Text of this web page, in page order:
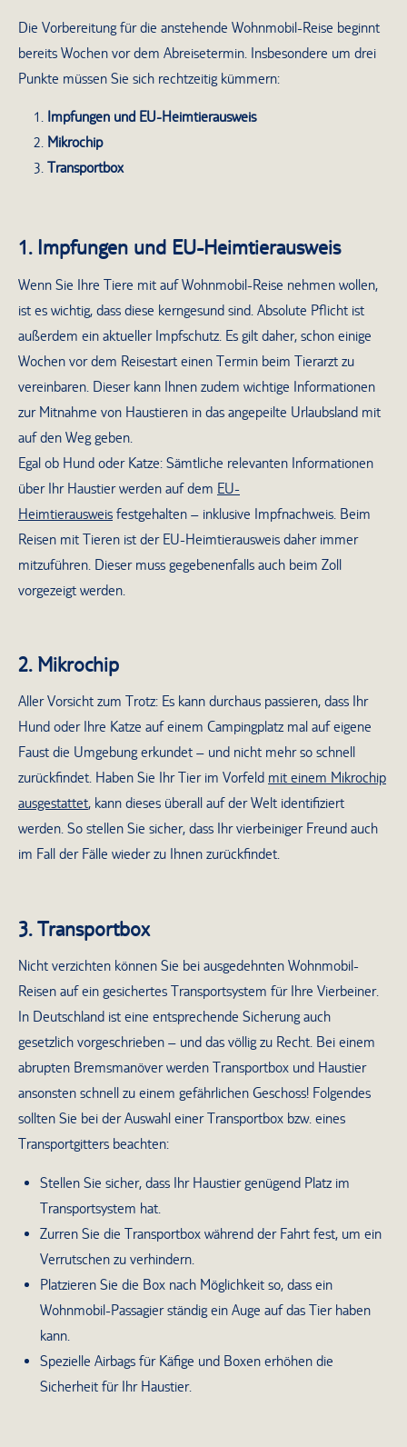
Die Vorbereitung für die anstehende Wohnmobil-Reise beginnt
bereits Wochen vor dem Abreisetermin. Insbesondere um drei
Punkte müssen Sie sich rechtzeitig kümmern:
Impfungen und EU-Heimtierausweis
Mikrochip
Transportbox
1. Impfungen und EU-Heimtierausweis
Wenn Sie Ihre Tiere mit auf Wohnmobil-Reise nehmen wollen,
ist es wichtig, dass diese kerngesund sind. Absolute Pflicht ist
außerdem ein aktueller Impfschutz. Es gilt daher, schon einige
Wochen vor dem Reisestart einen Termin beim Tierarzt zu
vereinbaren. Dieser kann Ihnen zudem wichtige Informationen
zur Mitnahme von Haustieren in das angepeilte Urlaubsland mit
auf den Weg geben.
Egal ob Hund oder Katze: Sämtliche relevanten Informationen
über Ihr Haustier werden auf dem EU-
Heimtierausweis festgehalten – inklusive Impfnachweis. Beim
Reisen mit Tieren ist der EU-Heimtierausweis daher immer
mitzuführen. Dieser muss gegebenenfalls auch beim Zoll
vorgezeigt werden.
2. Mikrochip
Aller Vorsicht zum Trotz: Es kann durchaus passieren, dass Ihr
Hund oder Ihre Katze auf einem Campingplatz mal auf eigene
Faust die Umgebung erkundet – und nicht mehr so schnell
zurückfindet. Haben Sie Ihr Tier im Vorfeld mit einem Mikrochip
ausgestattet, kann dieses überall auf der Welt identifiziert
werden. So stellen Sie sicher, dass Ihr vierbeiniger Freund auch
im Fall der Fälle wieder zu Ihnen zurückfindet.
3. Transportbox
Nicht verzichten können Sie bei ausgedehnten Wohnmobil-
Reisen auf ein gesichertes Transportsystem für Ihre Vierbeiner.
In Deutschland ist eine entsprechende Sicherung auch
gesetzlich vorgeschrieben – und das völlig zu Recht. Bei einem
abrupten Bremsmanöver werden Transportbox und Haustier
ansonsten schnell zu einem gefährlichen Geschoss! Folgendes
sollten Sie bei der Auswahl einer Transportbox bzw. eines
Transportgitters beachten:
Stellen Sie sicher, dass Ihr Haustier genügend Platz im
Transportsystem hat.
Zurren Sie die Transportbox während der Fahrt fest, um ein
Verrutschen zu verhindern.
Platzieren Sie die Box nach Möglichkeit so, dass ein
Wohnmobil-Passagier ständig ein Auge auf das Tier haben
kann.
Spezielle Airbags für Käfige und Boxen erhöhen die
Sicherheit für Ihr Haustier.